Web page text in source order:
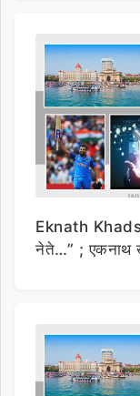
Eknath Khadse
नेते…” ; एकनाथ